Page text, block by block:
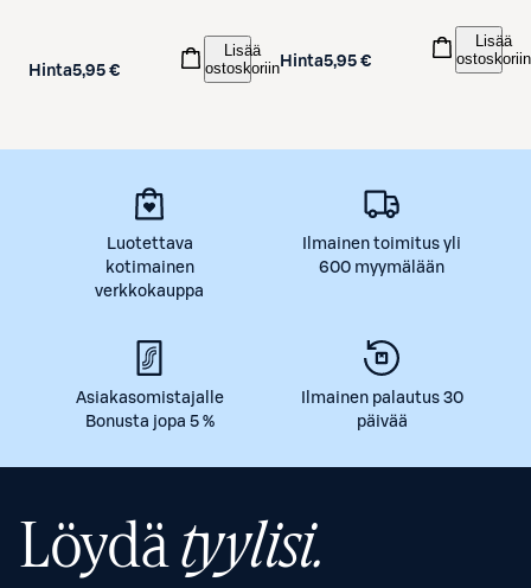
Hinta5,95 €
Lisää
ostoskoriin Hinta5,95 €
Lisää
ostoskoriin
Luotettava
kotimainen
verkkokauppa
Ilmainen toimitus yli
600 myymälään
Asiakasomistajalle
Bonusta jopa 5 %
Ilmainen palautus 30
päivää
Löydätyylisi.